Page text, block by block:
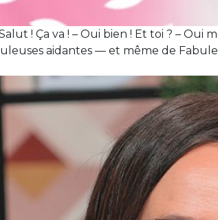
! Ça va ! – Oui bien ! Et toi ? – Oui
aidantes — et même de